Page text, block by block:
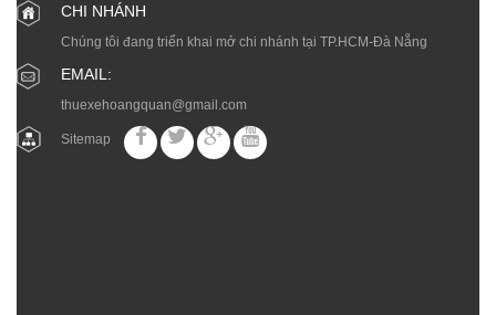
CHI NHÁNH
Chúng tôi đang triển khai mở chi nhánh tại TP.HCM-Đà Nẵng
EMAIL:
thuexehoangquan@gmail.com
Sitemap